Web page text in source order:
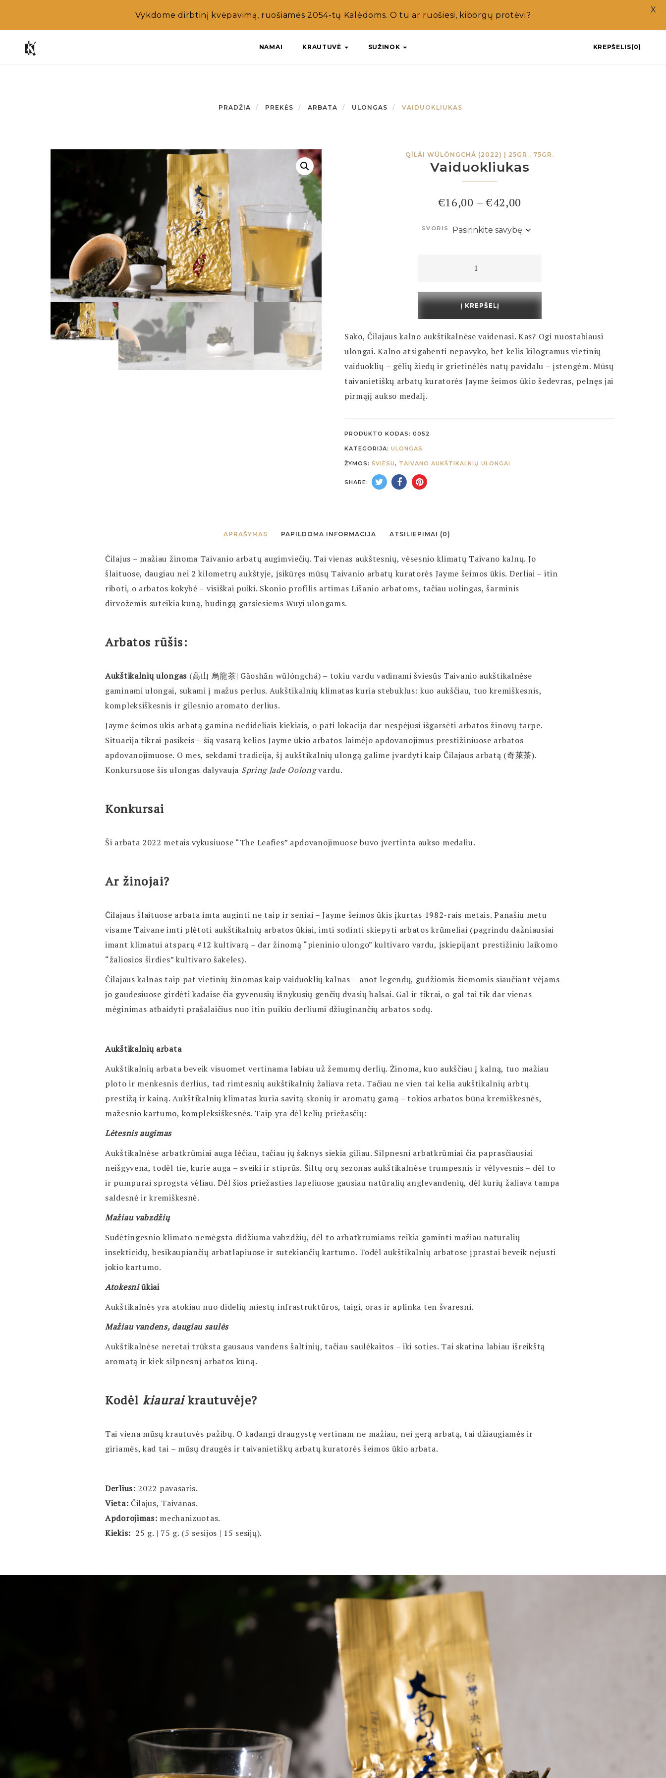
NAMAI KRAUTUVĖ SUŽINOK KREPŠELIS(0)
PRADŽIA PREKĖS ARBATA ULONGAS VAIDUOKLIUKAS
QÍLÁI WŪLÓNGCHÁ (2022) | 25GR., 75GR.
Vaiduokliukas
€16,00 –€42,00
SVORIS
Vaiduokliukas
Į KREPŠELĮ
Sako, Čilajaus kalno aukštikalnėse vaidenasi. Kas? Ogi nuostabiausi
ulongai. Kalno atsigabenti nepavyko, bet kelis kilogramus vietinių
vaiduoklių – gėlių žiedų ir grietinėlės natų pavidalu – įstengėm. Mūsų
taivanietiškų arbatų kuratorės Jayme šeimos ūkio šedevras, pelnęs jai
pirmąjį aukso medalį.
PRODUKTO KODAS: 0052
KATEGORIJA: ULONGAS
ŽYMOS: ŠVIESU, TAIVANO AUKŠTIKALNIŲ ULONGAI
SHARE:
APRAŠYMAS PAPILDOMA INFORMACIJA ATSILIEPIMAI (0)
Čilajus – mažiau žinoma Taivanio arbatų augimviečių. Tai vienas aukštesnių, vėsesnio klimatų Taivano kalnų. Jo
šlaituose, daugiau nei 2 kilometrų aukštyje, įsikūręs mūsų Taivanio arbatų kuratorės Jayme šeimos ūkis. Derliai – itin
riboti, o arbatos kokybė – visiškai puiki. Skonio profilis artimas Lišanio arbatoms, tačiau uolingas, šarminis
dirvožemis suteikia kūną, būdingą garsiesiems Wuyi ulongams.
Arbatos rūšis:
Aukštikalnių ulongas (高山 烏龍茶| Gāoshān wūlóngchá) – tokiu vardu vadinami šviesūs Taivanio aukštikalnėse
gaminami ulongai, sukami į mažus perlus. Aukštikalnių klimatas kuria stebuklus: kuo aukščiau, tuo kremiškesnis,
kompleksiškesnis ir gilesnio aromato derlius.
Jayme šeimos ūkis arbatą gamina nedideliais kiekiais, o pati lokacija dar nespėjusi išgarsėti arbatos žinovų tarpe.
Situacija tikrai pasikeis – šią vasarą kelios Jayme ūkio arbatos laimėjo apdovanojimus prestižiniuose arbatos
apdovanojimuose. O mes, sekdami tradicija, šį aukštikalnių ulongą galime įvardyti kaip Čilajaus arbatą (奇萊茶).
Konkursuose šis ulongas dalyvauja Spring Jade Oolongvardu.
Konkursai
Ši arbata 2022 metais vykusiuose “The Leafies” apdovanojimuose buvo įvertinta aukso medaliu.
Ar žinojai?
Čilajaus šlaituose arbata imta auginti ne taip ir seniai – Jayme šeimos ūkis įkurtas 1982-rais metais. Panašiu metu
visame Taivane imti plėtoti aukštikalnių arbatos ūkiai, imti sodinti skiepyti arbatos krūmeliai (pagrindu dažniausiai
imant klimatui atsparų #12 kultivarą – dar žinomą “pieninio ulongo” kultivaro vardu, įskiepijant prestižiniu laikomo
“žaliosios širdies” kultivaro šakeles).
Čilajaus kalnas taip pat vietinių žinomas kaip vaiduoklių kalnas – anot legendų, gūdžiomis žiemomis siaučiant vėjams
jo gaudesiuose girdėti kadaise čia gyvenusių išnykusių genčių dvasių balsai. Gal ir tikrai, o gal tai tik dar vienas
mėginimas atbaidyti prašalaičius nuo itin puikiu derliumi džiuginančių arbatos sodų.
Aukštikalnių arbata
Aukštikalnių arbata beveik visuomet vertinama labiau už žemumų derlių. Žinoma, kuo aukščiau į kalną, tuo mažiau
ploto ir menkesnis derlius, tad rimtesnių aukštikalnių žaliava reta. Tačiau ne vien tai kelia aukštikalnių arbtų
prestižą ir kainą. Aukštikalnių klimatas kuria savitą skonių ir aromatų gamą – tokios arbatos būna kremiškesnės,
mažesnio kartumo, kompleksiškesnės. Taip yra dėl kelių priežasčių:
Lėtesnis augimas
Aukštikalnėse arbatkrūmiai auga lėčiau, tačiau jų šaknys siekia giliau. Silpnesni arbatkrūmiai čia paprasčiausiai
neišgyvena, todėl tie, kurie auga – sveiki ir stiprūs. Šiltų orų sezonas aukštikalnėse trumpesnis ir vėlyvesnis – dėl to
ir pumpurai sprogsta vėliau. Dėl šios priežasties lapeliuose gausiau natūralių anglevandenių, dėl kurių žaliava tampa
saldesnė ir kremiškesnė.
Mažiau vabzdžių
Sudėtingesnio klimato nemėgsta didžiuma vabzdžių, dėl to arbatkrūmiams reikia gaminti mažiau natūralių
insekticidų, besikaupiančių arbatlapiuose ir sutekiančių kartumo. Todėl aukštikalnių arbatose įprastai beveik nejusti
jokio kartumo.
Atokesniūkiai
Aukštikalnės yra atokiau nuo didelių miestų infrastruktūros, taigi, oras ir aplinka ten švaresni.
Mažiau vandens, daugiau saulės
Aukštikalnėse neretai trūksta gausaus vandens šaltinių, tačiau saulėkaitos – iki soties. Tai skatina labiau išreikštą
aromatą ir kiek silpnesnį arbatos kūną.
Kodėl kiauraikrautuvėje?
Tai viena mūsų krautuvės pažibų. O kadangi draugystę vertinam ne mažiau, nei gerą arbatą, tai džiaugiamės ir
giriamės, kad tai – mūsų draugės ir taivanietiškų arbatų kuratorės šeimos ūkio arbata.
Derlius: 2022 pavasaris.
Vieta: Čilajus, Taivanas.
Apdorojimas: mechanizuotas.
Kiekis: 25 g. | 75 g. (5 sesijos | 15 sesijų).
Vykdome dirbtinį kvėpavimą, ruošiamės 2054-tų Kalėdoms. O tu ar ruošiesi, kiborgų protėvi?
X